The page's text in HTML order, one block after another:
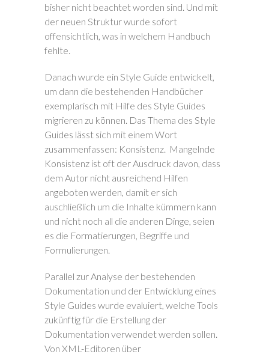
bisher nicht beachtet worden sind. Und mit
der neuen Struktur wurde sofort
offensichtlich, was in welchem Handbuch
fehlte.
Danach wurde ein Style Guide entwickelt,
um dann die bestehenden Handbücher
exemplarisch mit Hilfe des Style Guides
migrieren zu können. Das Thema des Style
Guides lässt sich mit einem Wort
zusammenfassen: Konsistenz. Mangelnde
Konsistenz ist oft der Ausdruck davon, dass
dem Autor nicht ausreichend Hilfen
angeboten werden, damit er sich
auschließlich um die Inhalte kümmern kann
und nicht noch all die anderen Dinge, seien
es die Formatierungen, Begriffe und
Formulierungen.
Parallel zur Analyse der bestehenden
Dokumentation und der Entwicklung eines
Style Guides wurde evaluiert, welche Tools
zukünftig für die Erstellung der
Dokumentation verwendet werden sollen.
Von XML-Editoren über